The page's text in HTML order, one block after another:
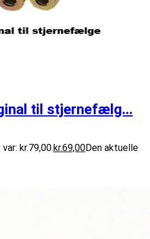
til stjernefælg...
kr.79,00.kr.69,00Den aktuelle